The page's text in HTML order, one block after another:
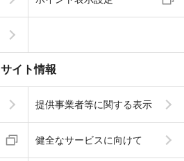
サイト情報
提供事業者等に関する表示
健全なサービスに向けて